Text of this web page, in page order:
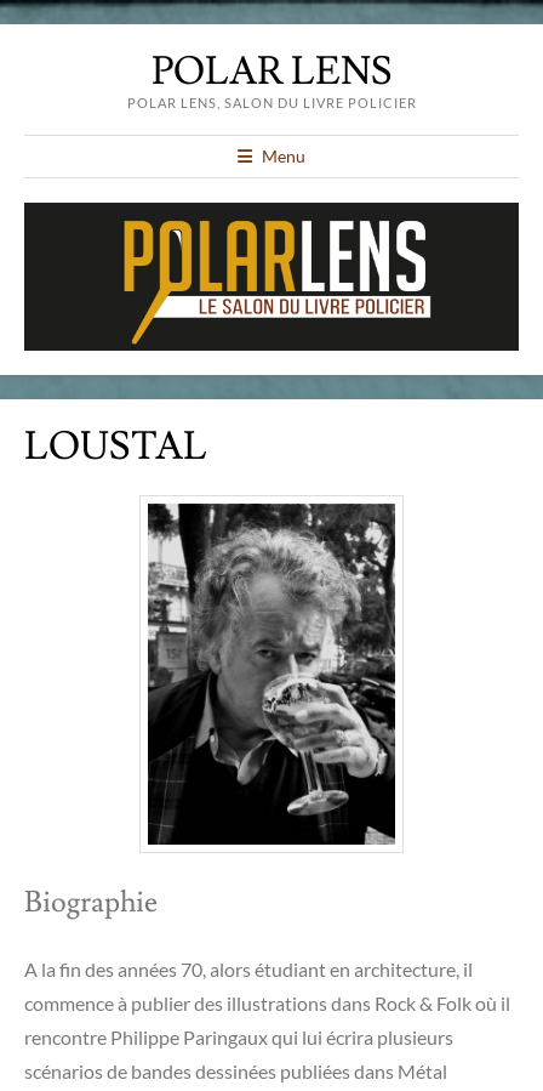
POLAR LENS
POLAR LENS, SALON DU LIVRE POLICIER
Menu
LOUSTAL
Biographie
A la fin des années 70, alors étudiant en architecture, il
commence à publier des illustrations dans Rock & Folk où il
rencontre Philippe Paringaux qui lui écrira plusieurs
scénarios de bandes dessinées publiées dans Métal